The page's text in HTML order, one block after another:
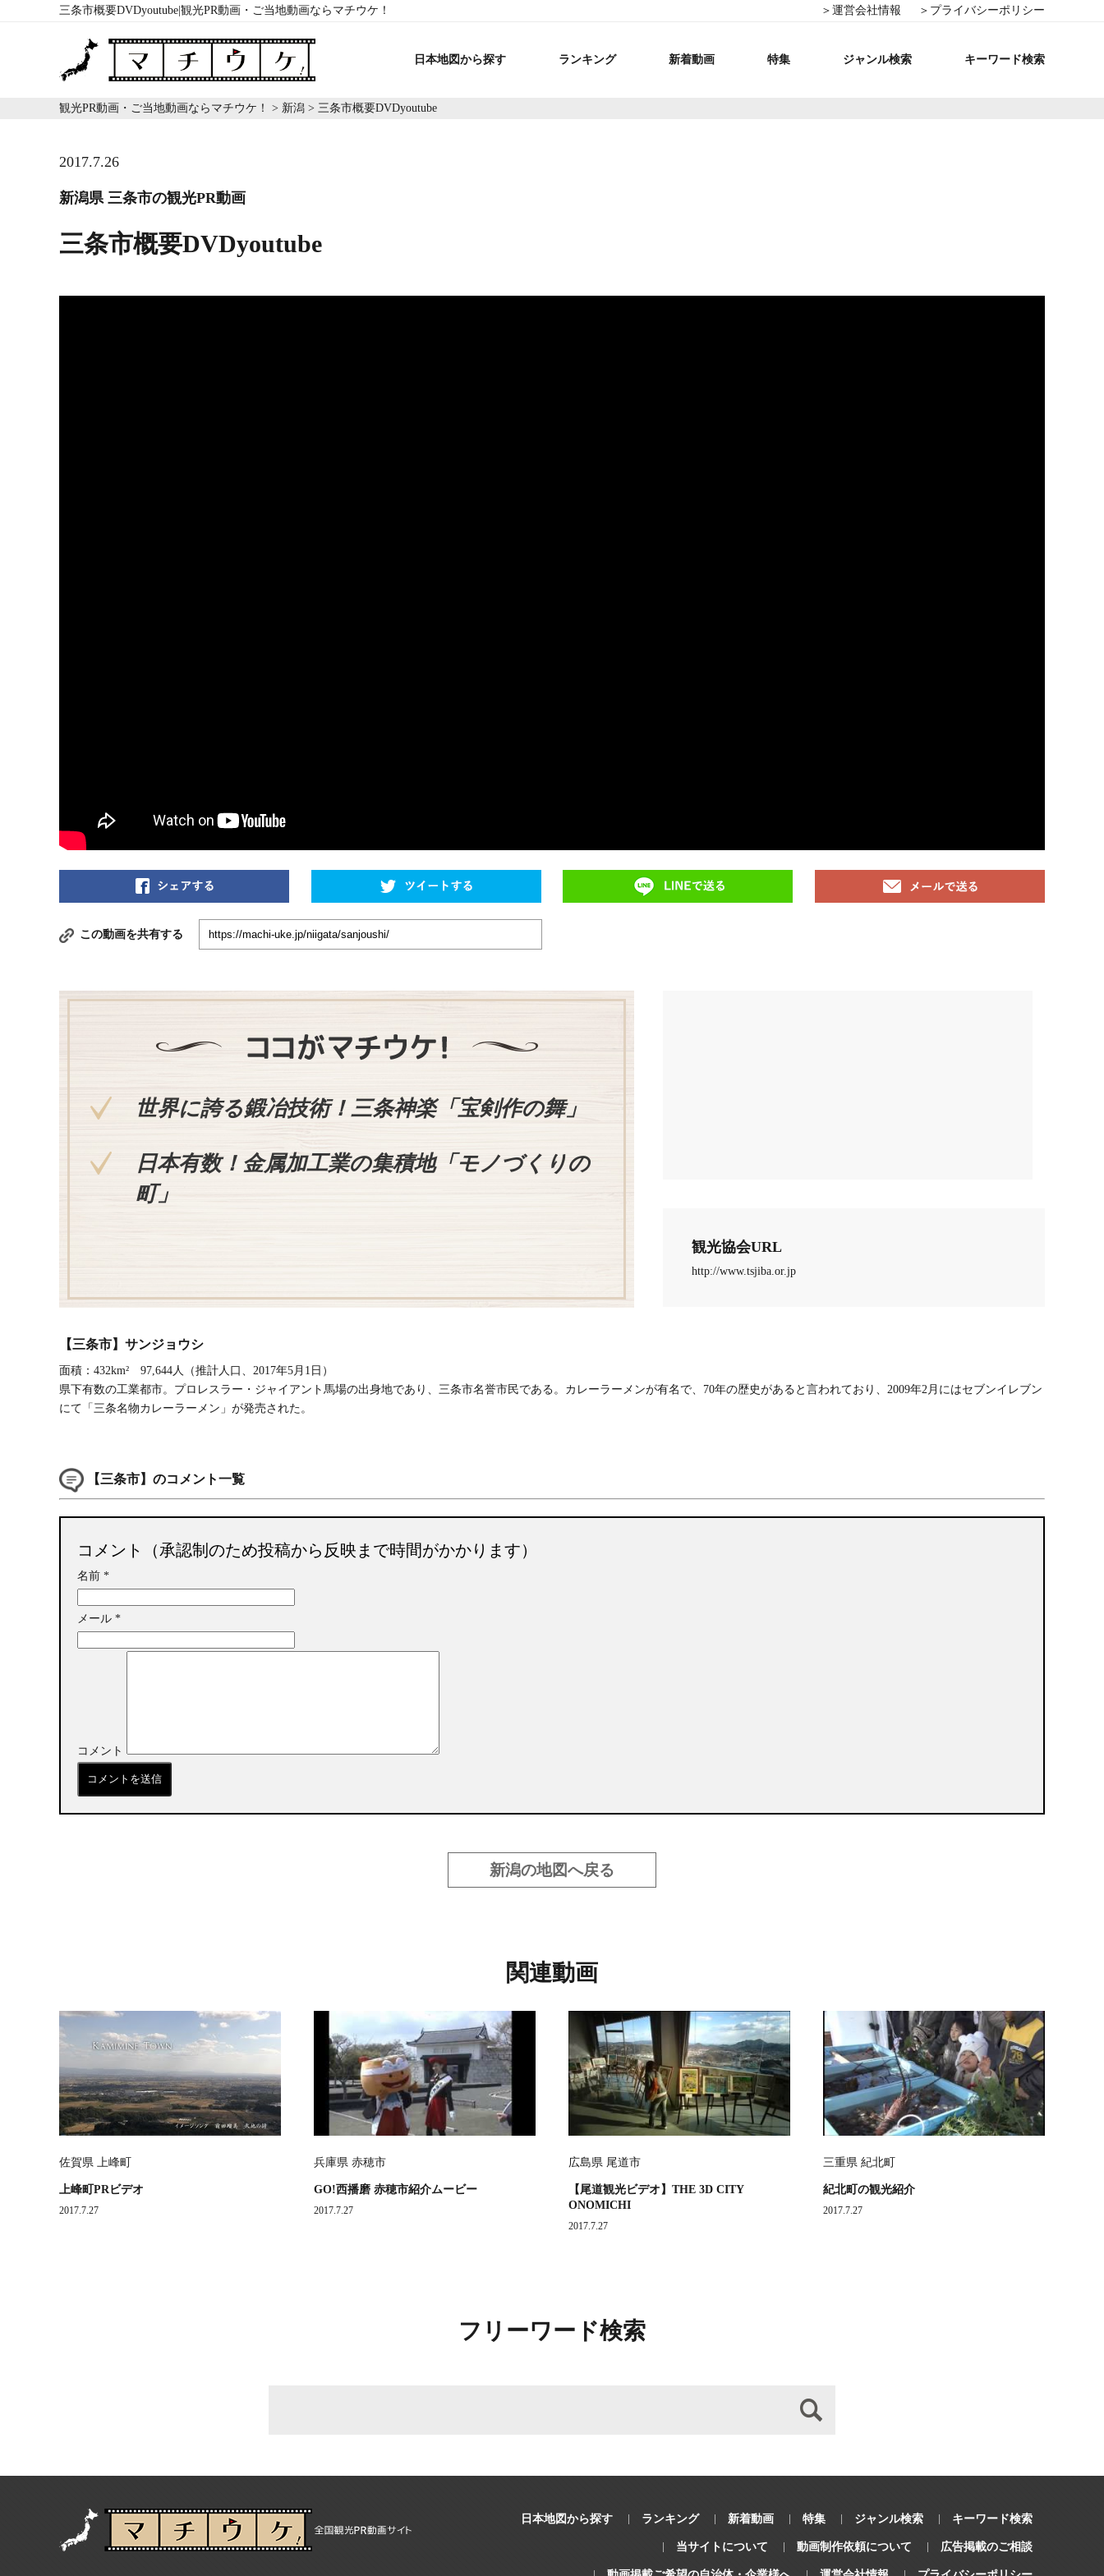
三条市概要DVDyoutube|観光PR動画・ご当地動画ならマチウケ！ ＞運営会社情報 ＞プライバシーポリシー
日本地図から探す ランキング 新着動画 特集 ジャンル検索 キーワード検索
観光PR動画・ご当地動画ならマチウケ！ > 新潟 > 三条市概要DVDyoutube
2017.7.26
新潟県 三条市の観光PR動画
三条市概要DVDyoutube
この動画を共有する
世界に誇る鍛冶技術！三条神楽「宝剣作の舞」
日本有数！金属加工業の集積地「モノづくりの
町」
観光協会URL
http://www.tsjiba.or.jp
【三条市】サンジョウシ
面積：432km² 97,644人（推計人口、2017年5月1日）
県下有数の工業都市。プロレスラー・ジャイアント馬場の出身地であり、三条市名誉市民である。カレーラーメンが有名で、70年の歴史があると言われており、2009年2月にはセブンイレブン
にて「三条名物カレーラーメン」が発売された。
【三条市】のコメント一覧
コメント（承認制のため投稿から反映まで時間がかかります）
名前 *
メール *
コメント
新潟の地図へ戻る
関連動画
佐賀県 上峰町
上峰町PRビデオ
2017.7.27
兵庫県 赤穂市
GO!西播磨 赤穂市紹介ムービー
2017.7.27
広島県 尾道市
【尾道観光ビデオ】THE 3D CITY
ONOMICHI
2017.7.27
三重県 紀北町
紀北町の観光紹介
2017.7.27
フリーワード検索
日本地図から探す ランキング 新着動画 特集 ジャンル検索 キーワード検索
当サイトについて 動画制作依頼について 広告掲載のご相談